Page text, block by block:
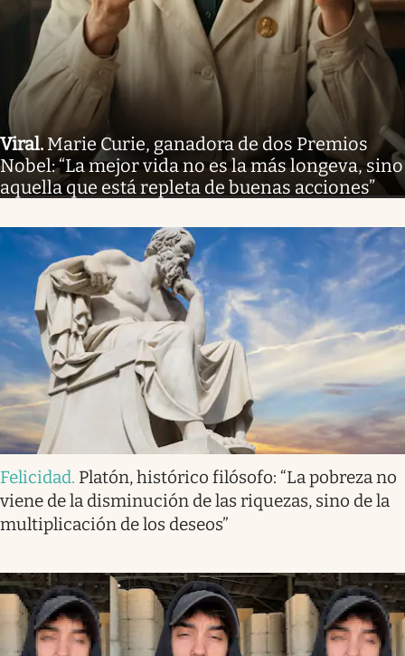
Viral. Marie Curie, ganadora de dos Premios
Nobel: “La mejor vida no es la más longeva, sino
aquella que está repleta de buenas acciones”
Felicidad. Platón, histórico filósofo: “La pobreza no
viene de la disminución de las riquezas, sino de la
multiplicación de los deseos”